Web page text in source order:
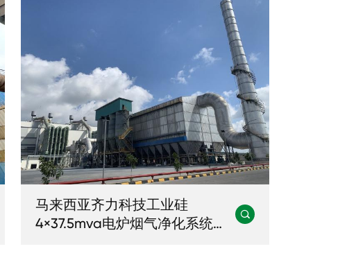
马来西亚齐力科技工业硅
4×37.5mva电炉烟气净化系统工
